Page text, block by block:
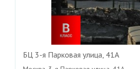
БЦ 3-я Парковая улица, 41А